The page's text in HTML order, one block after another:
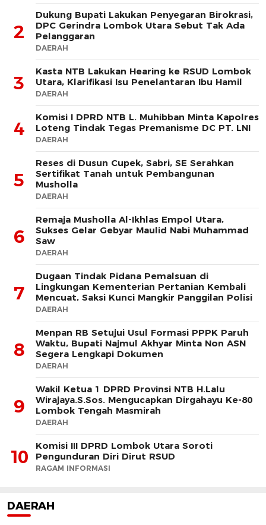
2
Dukung Bupati Lakukan Penyegaran Birokrasi,
DPC Gerindra Lombok Utara Sebut Tak Ada
Pelanggaran
DAERAH
3
Kasta NTB Lakukan Hearing ke RSUD Lombok
Utara, Klarifikasi Isu Penelantaran Ibu Hamil
DAERAH
4
Komisi I DPRD NTB L. Muhibban Minta Kapolres
Loteng Tindak Tegas Premanisme DC PT. LNI
DAERAH
5
Reses di Dusun Cupek, Sabri, SE Serahkan
Sertifikat Tanah untuk Pembangunan
Musholla
DAERAH
6
Remaja Musholla Al-Ikhlas Empol Utara,
Sukses Gelar Gebyar Maulid Nabi Muhammad
Saw
DAERAH
7
Dugaan Tindak Pidana Pemalsuan di
Lingkungan Kementerian Pertanian Kembali
Mencuat, Saksi Kunci Mangkir Panggilan Polisi
DAERAH
8
Menpan RB Setujui Usul Formasi PPPK Paruh
Waktu, Bupati Najmul Akhyar Minta Non ASN
Segera Lengkapi Dokumen
DAERAH
9
Wakil Ketua 1 DPRD Provinsi NTB H.Lalu
Wirajaya.S.Sos. Mengucapkan Dirgahayu Ke-80
Lombok Tengah Masmirah
DAERAH
10
Komisi III DPRD Lombok Utara Soroti
Pengunduran Diri Dirut RSUD
RAGAM INFORMASI
DAERAH